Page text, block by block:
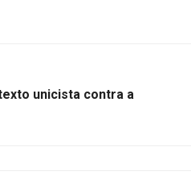
unicista contra a